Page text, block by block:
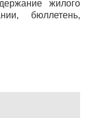
жилого
бюллетень,